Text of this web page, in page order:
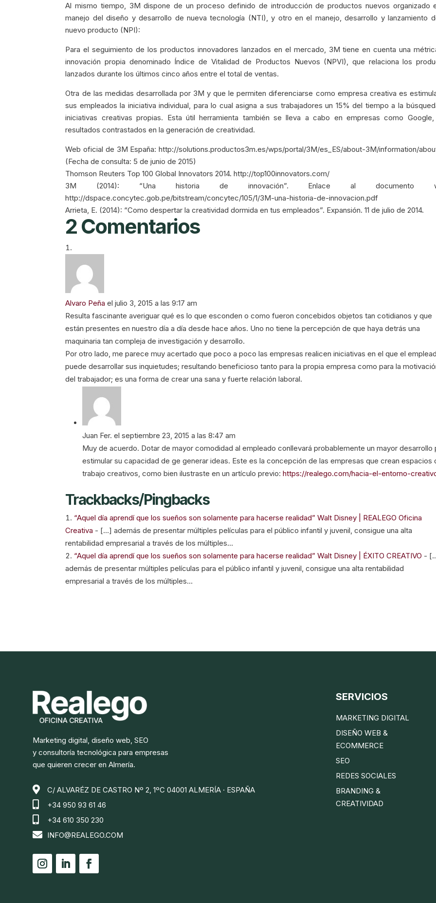
Al mismo tiempo, 3M dispone de un proceso definido de introducción de productos nuevos organizado
manejo del diseño y desarrollo de nueva tecnología (NTI), y otro en el manejo, desarrollo y lanzamiento
nuevo producto (NPI):
Para el seguimiento de los productos innovadores lanzados en el mercado, 3M tiene en cuenta una
innovación propia denominado Índice de Vitalidad de Productos Nuevos (NPVI), que relaciona los
lanzados durante los últimos cinco años entre el total de ventas.
Otra de las medidas desarrollada por 3M y que le permiten diferenciarse como empresa creativa es
sus empleados la iniciativa individual, para lo cual asigna a sus trabajadores un 15% del tiempo a la
iniciativas creativas propias. Esta útil herramienta también se lleva a cabo en empresas como
resultados contrastados en la generación de creatividad.
Web oficial de 3M España: http://solutions.productos3m.es/wps/portal/3M/es_ES/about-3M/information/
(Fecha de consulta: 5 de junio de 2015)
Thomson Reuters Top 100 Global Innovators 2014. http://top100innovators.com/
3M (2014): “Una historia de innovación”. Enlace al documento
http://dspace.concytec.gob.pe/bitstream/concytec/105/1/3M-una-historia-de-innovacion.pdf
Arrieta, E. (2014): “Como despertar la creatividad dormida en tus empleados”. Expansión. 11 de julio de 2014.
2 Comentarios
Alvaro Peña el julio 3, 2015 a las 9:17 am
Resulta fascinante averiguar qué es lo que esconden o como fueron concebidos objetos tan cotidianos y que
están presentes en nuestro día a día desde hace años. Uno no tiene la percepción de que haya detrás una
maquinaria tan compleja de investigación y desarrollo.
Por otro lado, me parece muy acertado que poco a poco las empresas realicen iniciativas en el que el
puede desarrollar sus inquietudes; resultando beneficioso tanto para la propia empresa como para la
del trabajador; es una forma de crear una sana y fuerte relación laboral.
Juan Fer. el septiembre 23, 2015 a las 8:47 am
Muy de acuerdo. Dotar de mayor comodidad al empleado conllevará probablemente un mayor desarrollo
estimular su capacidad de ge generar ideas. Este es la concepción de las empresas que crean espacios
trabajo creativos, como bien ilustraste en un artículo previo:https://realego.com/hacia-el-entorno-
Trackbacks/Pingbacks
“Aquel día aprendí que los sueños son solamente para hacerse realidad” Walt Disney | REALEGO Oficina
Creativa - […] además de presentar múltiples películas para el público infantil y juvenil, consigue una alta
rentabilidad empresarial a través de los múltiples…
“Aquel día aprendí que los sueños son solamente para hacerse realidad” Walt Disney | ÉXITO CREATIVO -
además de presentar múltiples películas para el público infantil y juvenil, consigue una alta rentabilidad
empresarial a través de los múltiples…
Marketing digital, diseño web, SEO
y consultoría tecnológica para empresas
que quieren crecer en Almería.
 C/ ALVARÉZ DE CASTRO Nº 2, 1ºC 04001 ALMERÍA · ESPAÑA
 +34 950 93 61 46
 +34 610 350 230
 INFO@REALEGO.COM
SERVICIOS
MARKETING DIGITAL
DISEÑO WEB &
ECOMMERCE
SEO
REDES SOCIALES
BRANDING &
CREATIVIDAD